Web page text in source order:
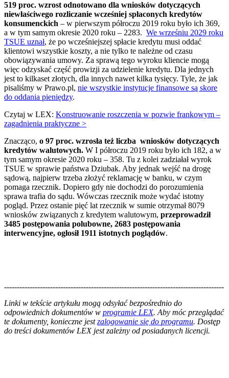
519 proc. wzrost odnotowano dla wniosków dotyczących
niewłaściwego rozliczanie wcześniej spłaconych kredytów
konsumenckich – w pierwszym półroczu 2019 roku było ich 369,
a w tym samym okresie 2020 roku – 2283. We wrześniu 2029 roku
TSUE uznał, że po wcześniejszej spłacie kredytu musi oddać
klientowi wszystkie koszty, a nie tylko te należne od czasu
obowiązywania umowy. Za sprawą tego wyroku kliencie mogą
więc odzyskać część prowizji za udzielenie kredytu. Dla jednych
jest to kilkaset złotych, dla innych nawet kilka tysięcy. Tyle, że jak
pisaliśmy w Prawo.pl, nie wszystkie instytucje finansowe są skore
do oddania pieniędzy.
Czytaj w LEX: Konstruowanie roszczenia w pozwie frankowym –
zagadnienia praktyczne >
Znacząco, o 97 proc. wzrosła też liczba wniosków dotyczących
kredytów walutowych. W I półroczu 2019 roku było ich 182, a w
tym samym okresie 2020 roku – 358. Tu z kolei zadziałał wyrok
TSUE w sprawie państwa Dziubak. Aby jednak wejść na drogę
sądową, najpierw trzeba złożyć reklamację w banku, w czym
pomaga rzecznik. Dopiero gdy nie dochodzi do porozumienia
sprawa trafia do sądu. Wówczas rzecznik może wydać istotny
pogląd. Przez ostanie pięć lat rzecznik w sumie otrzymał 8079
wniosków związanych z kredytem walutowym, przeprowadził
3485 postępowania polubowne, 2683 postępowania
interwencyjne, ogłosił 1911 istotnych poglądów.
--------------------------------------------------------------------------------------
Linki w tekście artykułu mogą odsyłać bezpośrednio do
odpowiednich dokumentów w programie LEX. Aby móc przeglądać
te dokumenty, konieczne jestzalogowanie się do programu. Dostęp
do treści dokumentów LEX jest zależny od posiadanych licencji.